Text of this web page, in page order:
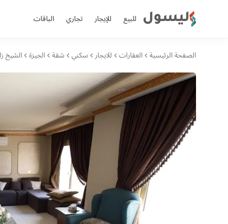
ليسول للبيع للإيجار تجاري الباقات
الصفحة الرئيسية العقارات للايجار سكني شقة الجيزة الشيخ